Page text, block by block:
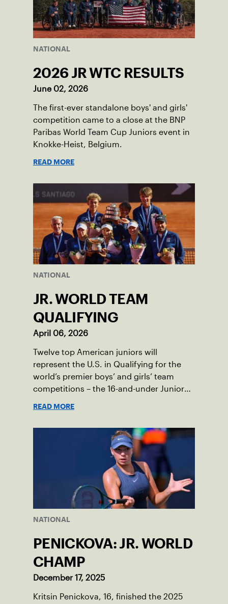
NATIONAL
2026 JR WTC RESULTS
June 02, 2026
The first-ever standalone boys' and girls'
competition came to a close at the BNP
Paribas World Team Cup Juniors event in
Knokke-Heist, Belgium.
READ MORE
NATIONAL
JR. WORLD TEAM
QUALIFYING
April 06, 2026
Twelve top American juniors will
represent the U.S. in Qualifying for the
world’s premier boys’ and girls’ team
competitions – the 16-and-under Junior
READ MORE
NATIONAL
PENICKOVA: JR. WORLD
CHAMP
December 17, 2025
Kritsin Penickova, 16, finished the 2025